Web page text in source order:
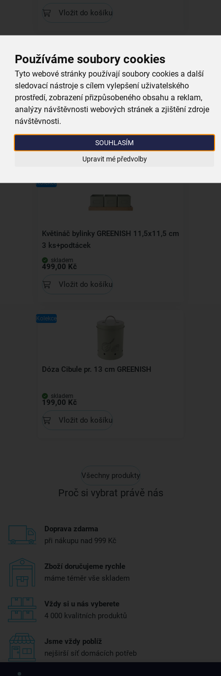
Používáme soubory cookies
Tyto webové stránky používají soubory cookies a další
sledovací nástroje s cílem vylepšení uživatelského
prostředí, zobrazení přizpůsobeného obsahu a reklam,
analýzy návštěvnosti webových stránek a zjištění zdroje
návštěvnosti.
SOUHLASÍM
Upravit mé předvolby
Vložit do košíku
Dóza GREENISH pr. 13 cm
skladem
Vložit do košíku
Kolekce
Květináč bylinky GREENISH 11,5x11,5 cm
3 ks+podtácek
skladem
499,00 Kč
Vložit do košíku
Kolekce
Dóza Cibule pr. 13 cm GREENISH
skladem
199,00 Kč
Vložit do košíku
Všechny produkty
Proč si vybrat právě nás
Doprava zdarma
při nákupu nad 999 Kč
Zboží doručujeme rychle
máme téměr vše skladem
Vždy si u nás vyberete
4 000 kvalitních produktů
Jsme vždy poblíž
nejširší síť domácích potřeb
Získejte rady, recepty a tipy na slevy dřív než